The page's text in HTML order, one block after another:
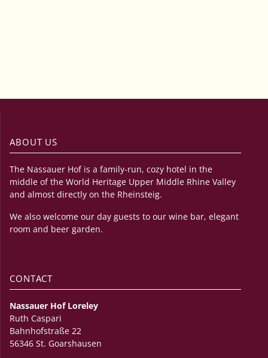
ABOUT US
The Nassauer Hof is a family-run, cozy hotel in the
middle of the World Heritage Upper Middle Rhine Valley
and almost directly on the Rheinsteig.
We also welcome our day guests to our wine bar, elegant
room and beer garden.
CONTACT
Nassauer Hof Loreley
Ruth Caspari
Bahnhofstraße 22
56346 St. Goarshausen